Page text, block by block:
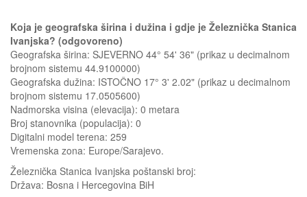
Koja je geografska širina i dužina i gdje je Železnička Stanica
Ivanjska? (odgovoreno)
Geografska širina: SJEVERNO 44° 54' 36" (prikaz u decimalnom
brojnom sistemu 44.9100000)
Geografska dužina: ISTOČNO 17° 3' 2.02" (prikaz u decimalnom
brojnom sistemu 17.0505600)
Nadmorska visina (elevacija): 0 metara
Broj stanovnika (populacija): 0
Digitalni model terena: 259
Vremenska zona: Europe/Sarajevo.
Železnička Stanica Ivanjska poštanski broj:
Država: Bosna i Hercegovina BiH